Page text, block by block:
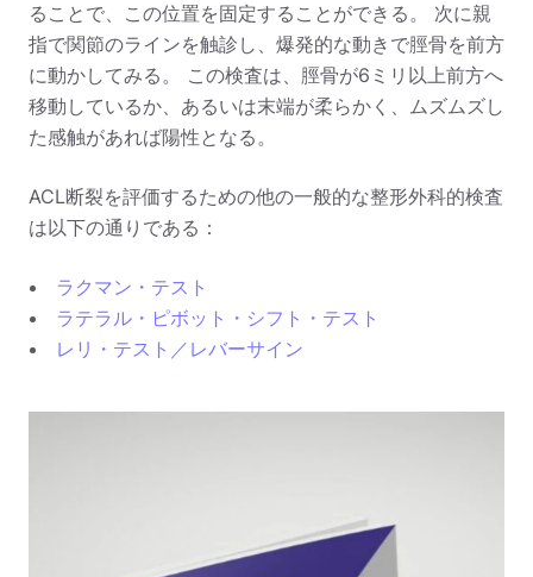
ることで、この位置を固定することができる。 次に親
指で関節のラインを触診し、爆発的な動きで脛骨を前方
に動かしてみる。 この検査は、脛骨が6ミリ以上前方へ
移動しているか、あるいは末端が柔らかく、ムズムズし
た感触があれば陽性となる。
ACL断裂を評価するための他の一般的な整形外科的検査
は以下の通りである：
ラクマン・テスト
ラテラル・ピボット・シフト・テスト
レリ・テスト／レバーサイン